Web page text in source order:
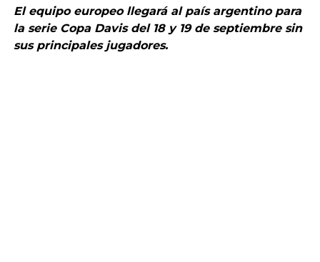
El equipo europeo llegará al país argentino para
la serie Copa Davis del 18 y 19 de septiembre sin
sus principales jugadores.